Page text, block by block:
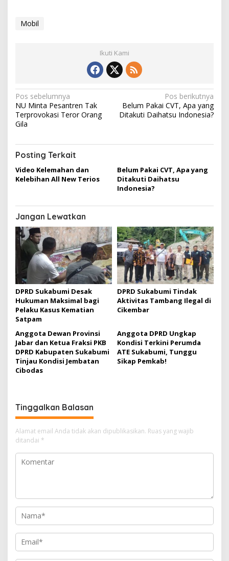
Mobil
Ikuti Kami
N
a
v
i
g
a
s
p
o
s
Pos sebelumnya
NU Minta Pesantren Tak
Terprovokasi Teror Orang
Gila
Pos berikutnya
Belum Pakai CVT, Apa yang
Ditakuti Daihatsu Indonesia?
Posting Terkait
Video Kelemahan dan
Kelebihan All New Terios
Belum Pakai CVT, Apa yang
Ditakuti Daihatsu
Indonesia?
Jangan Lewatkan
DPRD Sukabumi Desak
Hukuman Maksimal bagi
Pelaku Kasus Kematian
Satpam
DPRD Sukabumi Tindak
Aktivitas Tambang Ilegal di
Cikembar
Anggota Dewan Provinsi
Jabar dan Ketua Fraksi PKB
DPRD Kabupaten Sukabumi
Tinjau Kondisi Jembatan
Cibodas
Anggota DPRD Ungkap
Kondisi Terkini Perumda
ATE Sukabumi, Tunggu
Sikap Pemkab!
Tinggalkan Balasan
Alamat email Anda tidak akan dipublikasikan. Ruas yang wajib
ditandai *